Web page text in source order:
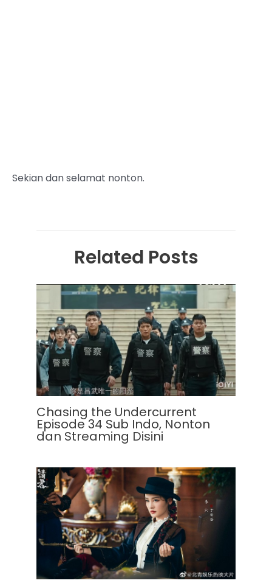
Sekian dan selamat nonton.
Related Posts
Chasing the Undercurrent
Episode 34 Sub Indo, Nonton
dan Streaming Disini